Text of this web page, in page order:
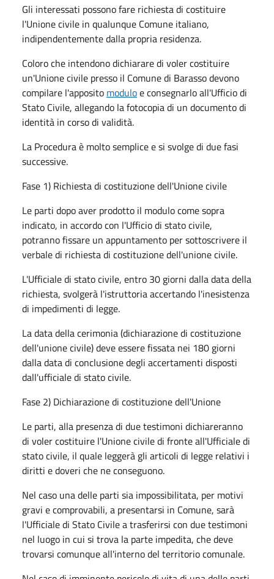
Gli interessati possono fare richiesta di costituire
l'Unione civile in qualunque Comune italiano,
indipendentemente dalla propria residenza.
Coloro che intendono dichiarare di voler costituire
un'Unione civile presso il Comune di Barasso devono
compilare l'apposito moduloe consegnarlo all'Ufficio di
Stato Civile, allegando la fotocopia di un documento di
identità in corso di validità.
La Procedura è molto semplice e si svolge di due fasi
successive.
Fase 1) Richiesta di costituzione dell'Unione civile
Le parti dopo aver prodotto il modulo come sopra
indicato, in accordo con l'Ufficio di stato civile,
potranno fissare un appuntamento per sottoscrivere il
verbale di richiesta di costituzione dell'unione civile.
L'Ufficiale di stato civile, entro 30 giorni dalla data della
richiesta, svolgerà l'istruttoria accertando l'inesistenza
di impedimenti di legge.
La data della cerimonia (dichiarazione di costituzione
dell'unione civile) deve essere fissata nei 180 giorni
dalla data di conclusione degli accertamenti disposti
dall'ufficiale di stato civile.
Fase 2) Dichiarazione di costituzione dell'Unione
Le parti, alla presenza di due testimoni dichiareranno
di voler costituire l'Unione civile di fronte all'Ufficiale di
stato civile, il quale leggerà gli articoli di legge relativi i
diritti e doveri che ne conseguono.
Nel caso una delle parti sia impossibilitata, per motivi
gravi e comprovabili, a presentarsi in Comune, sarà
l'Ufficiale di Stato Civile a trasferirsi con due testimoni
nel luogo in cui si trova la parte impedita, che deve
trovarsi comunque all'interno del territorio comunale.